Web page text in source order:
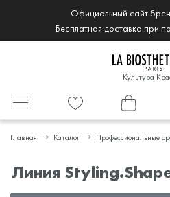
Официальный сайт
Бесплатная доставка при
Культура
Главная Каталог Профессиональные
Линия